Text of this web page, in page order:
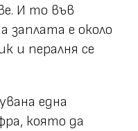
И то във
заплата е около
и пералня се
една
която да